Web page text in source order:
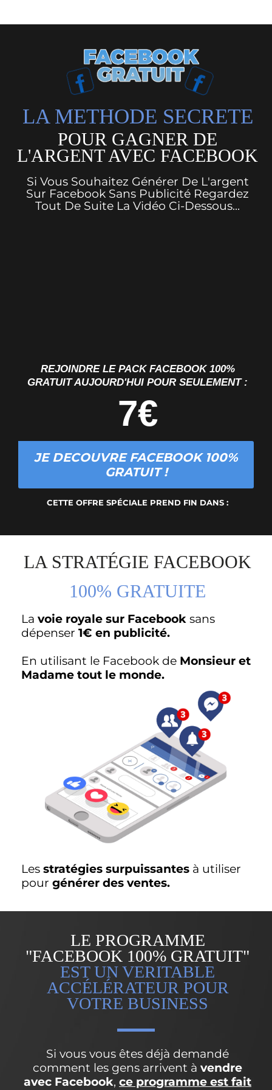
LA METHODE SECRETE
POUR GAGNER DE
L'ARGENT AVEC FACEBOOK
Si Vous Souhaitez Générer De L'argent
Sur Facebook Sans Publicité Regardez
Tout De Suite La Vidéo Ci-Dessous...
REJOINDRE LE PACK FACEBOOK 100%
GRATUIT AUJOURD'HUI POUR SEULEMENT :
7€
JE DECOUVRE FACEBOOK 100%
GRATUIT !
CETTE OFFRE SPÉCIALE PREND FIN DANS :
LA STRATÉGIE FACEBOOK
100% GRATUITE
La voie royale sur Facebook sans
dépenser 1€ en publicité.
En utilisant le Facebook de Monsieur et
Madame tout le monde.
Les stratégies surpuissantes à utiliser
pour générer des ventes.
LE PROGRAMME
"FACEBOOK 100% GRATUIT"
EST UN VERITABLE
ACCÉLÉRATEUR POUR
VOTRE BUSINESS
Si vous vous êtes déjà demandé
comment les gens arrivent à vendre
avec Facebook, ce programme est fait